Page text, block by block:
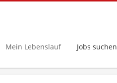
Mein Lebenslauf Jobs suchen